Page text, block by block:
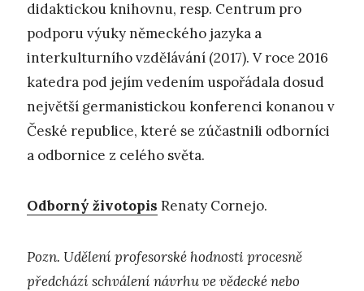
didaktickou knihovnu, resp. Centrum pro
podporu výuky německého jazyka a
interkulturního vzdělávání (2017). V roce 2016
katedra pod jejím vedením uspořádala dosud
největší germanistickou konferenci konanou v
České republice, které se zúčastnili odborníci
a odbornice z celého světa.
Odborný životopis Renaty Cornejo.
Pozn. Udělení profesorské hodnosti procesně
předchází schválení návrhu ve vědecké nebo